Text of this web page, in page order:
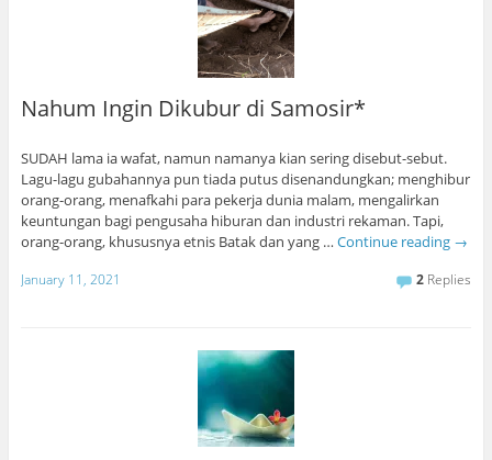
Nahum Ingin Dikubur di Samosir*
SUDAH lama ia wafat, namun namanya kian sering disebut-sebut.
Lagu-lagu gubahannya pun tiada putus disenandungkan; menghibur
orang-orang, menafkahi para pekerja dunia malam, mengalirkan
keuntungan bagi pengusaha hiburan dan industri rekaman. Tapi,
orang-orang, khususnya etnis Batak dan yang … Continue reading →
January 11, 2021 2 Replies